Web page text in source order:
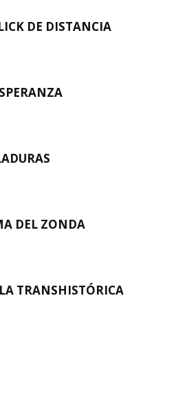
DE DISTANCIA
DEL ZONDA
TRANSHISTÓRICA